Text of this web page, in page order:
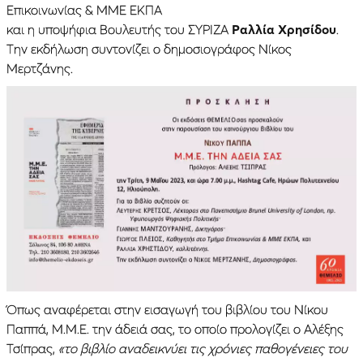
Επικοινωνίας & ΜΜΕ ΕΚΠΑ
και η υποψήφια Βουλευτής του ΣΥΡΙΖΑ Ραλλία Χρησίδου.
Την εκδήλωση συντονίζει ο δημοσιογράφος Νίκος
Μερτζάνης.
Όπως αναφέρεται στην εισαγωγή του βιβλίου του Νίκου
Παππά, Μ.Μ.Ε. την άδειά σας, το οποίο προλογίζει ο Αλέξης
Τσίπρας, «το βιβλίο αναδεικνύει τις χρόνιες παθογένειες του